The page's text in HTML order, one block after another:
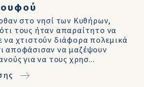
στο νησί των Κυθήρων,
τους ήταν απαραίτητο να
να χτιστούν διάφορα πολεμικά
αποφάσισαν να μαζέψουν
για να τους χρησ...